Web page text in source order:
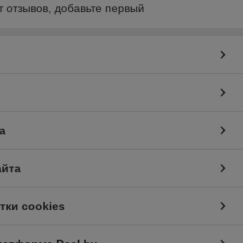
отзывов, добавьте первый
cookies